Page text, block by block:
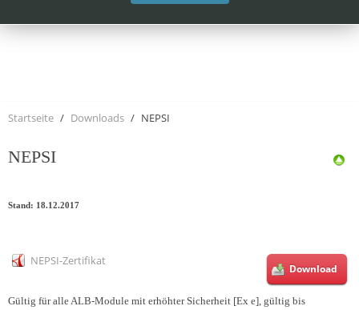
Startseite Downloads NEPSI
NEPSI
Stand: 18.12.2017
NEPSI-Zertifikat
Download
Gültig für alle ALB-Module mit erhöhter Sicherheit [Ex e], gültig bis